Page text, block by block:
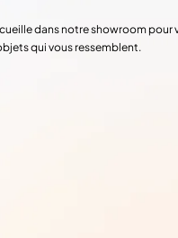
dans notre showroom
qui vous ressemblent.